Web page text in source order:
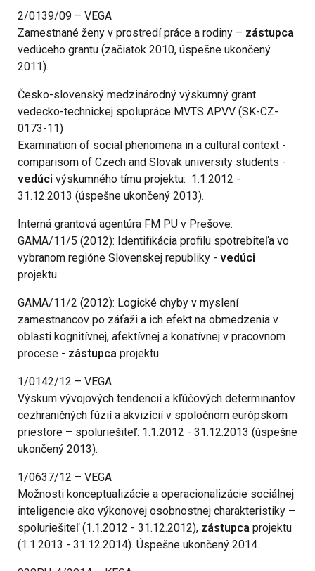
2/0139/09 – VEGA
Zamestnané ženy v prostredí práce a rodiny – zástupca
vedúceho grantu (začiatok 2010, úspešne ukončený
2011).
Česko-slovenský medzinárodný výskumný grant
vedecko-technickej spolupráce MVTS APVV (SK-CZ-
0173-11)
Examination of social phenomena in a cultural context -
comparisom of Czech and Slovak university students -
vedúci výskumného tímu projektu: 1.1.2012 -
31.12.2013 (úspešne ukončený 2013).
Interná grantová agentúra FM PU v Prešove:
GAMA/11/5 (2012): Identifikácia profilu spotrebiteľa vo
vybranom regióne Slovenskej republiky - vedúci
projektu.
GAMA/11/2 (2012): Logické chyby v myslení
zamestnancov po záťaži a ich efekt na obmedzenia v
oblasti kognitívnej, afektívnej a konatívnej v pracovnom
procese - zástupca projektu.
1/0142/12 – VEGA
Výskum vývojových tendencií a kľúčových determinantov
cezhraničných fúzií a akvizícií v spoločnom európskom
priestore – spoluriešiteľ: 1.1.2012 - 31.12.2013 (úspešne
ukončený 2013).
1/0637/12 – VEGA
Možnosti konceptualizácie a operacionalizácie sociálnej
inteligencie ako výkonovej osobnostnej charakteristiky –
spoluriešiteľ (1.1.2012 - 31.12.2012), zástupca projektu
(1.1.2013 - 31.12.2014). Úspešne ukončený 2014.